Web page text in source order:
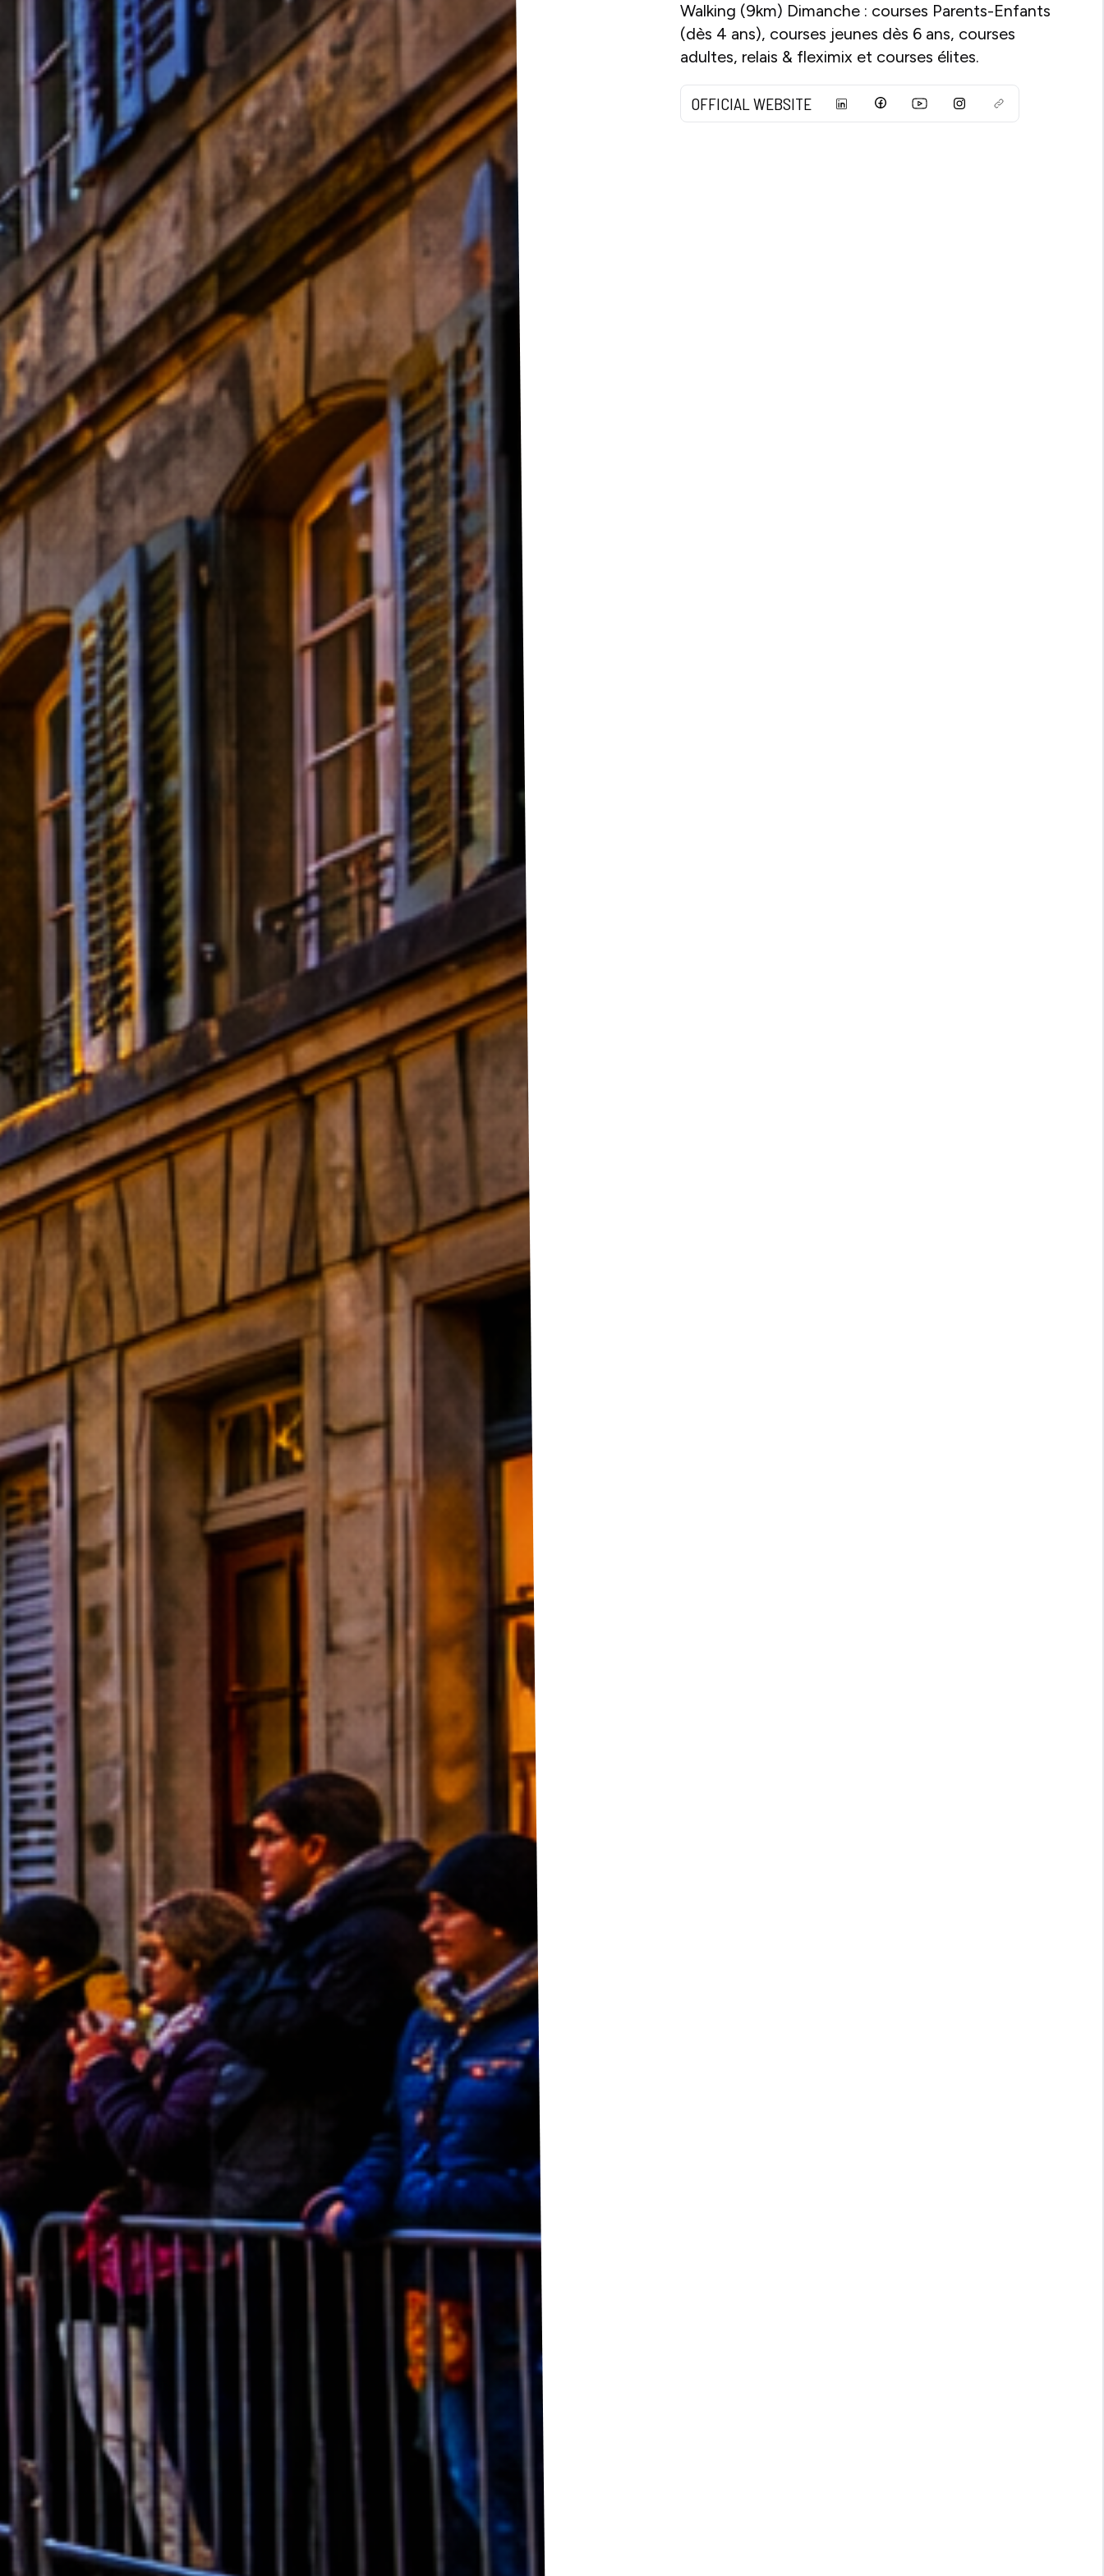
Walking (9km) Dimanche : courses Parents-Enfants
(dès 4 ans), courses jeunes dès 6 ans, courses
adultes, relais & fleximix et courses élites.
OFFICIAL WEBSITE